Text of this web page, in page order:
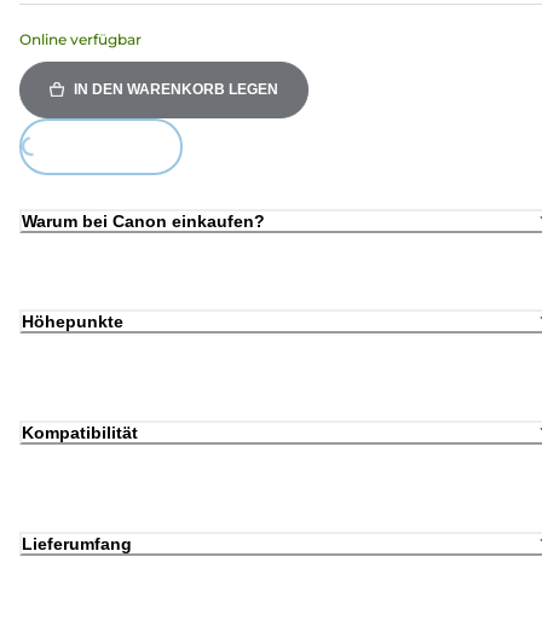
Online verfügbar
IN DEN WARENKORB LEGEN
Warum bei Canon einkaufen?
Höhepunkte
Kompatibilität
Lieferumfang